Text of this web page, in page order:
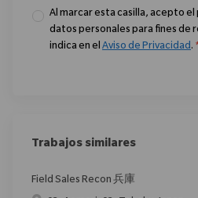
Al marcar esta casilla, acepto
datos personales para fines de
indica en el Aviso de Privacidad.
Trabajos similares
Field Sales Recon 兵庫